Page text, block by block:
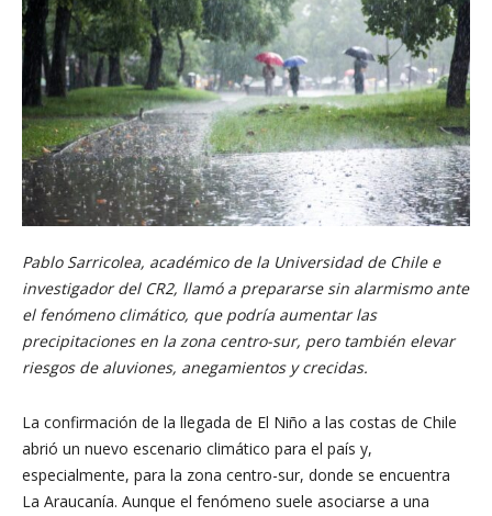
Pablo Sarricolea, académico de la Universidad de Chile e
investigador del CR2, llamó a prepararse sin alarmismo ante
el fenómeno climático, que podría aumentar las
precipitaciones en la zona centro-sur, pero también elevar
riesgos de aluviones, anegamientos y crecidas.
La confirmación de la llegada de El Niño a las costas de Chile
abrió un nuevo escenario climático para el país y,
especialmente, para la zona centro-sur, donde se encuentra
La Araucanía. Aunque el fenómeno suele asociarse a una